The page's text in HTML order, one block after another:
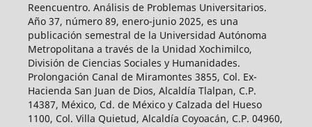
Reencuentro. Análisis de Problemas Universitarios.
Año 37, número 89, enero-junio 2025, es una
publicación semestral de la Universidad Autónoma
Metropolitana a través de la Unidad Xochimilco,
División de Ciencias Sociales y Humanidades.
Prolongación Canal de Miramontes 3855, Col. Ex-
Hacienda San Juan de Dios, Alcaldía Tlalpan, C.P.
14387, México, Cd. de México y Calzada del Hueso
1100, Col. Villa Quietud, Alcaldía Coyoacán, C.P. 04960,